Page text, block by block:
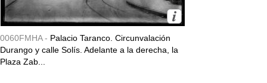
0060FMHA - Palacio Taranco. Circunvalación
Durango y calle Solís. Adelante a la derecha, la
Plaza Zab...